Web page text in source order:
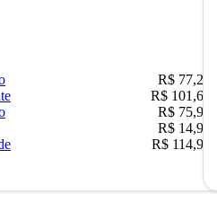
R$ 77,22
R$ 101,67
R$ 75,90
R$ 14,90
R$ 114,90